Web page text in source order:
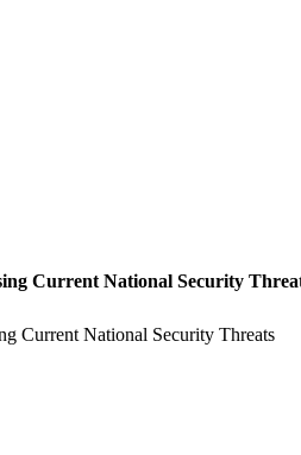
Current National Security